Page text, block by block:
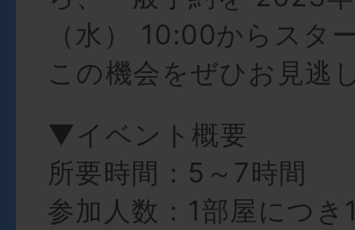
（水） 10:00からスタ
この機会をぜひお見逃
▼イベント概要
所要時間：5～7時間
参加人数：1部屋につき